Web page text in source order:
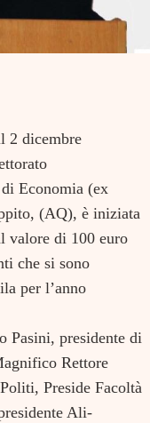
2 dicembre
Economia (ex
(AQ), è iniziata
valore di 100 euro
che si sono
per l’anno
Pasini, presidente di
Rettore
Preside Facoltà
Ali-